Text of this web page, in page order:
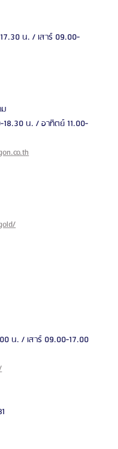
น. / เสาร์ 09.00-
น. / เสาร์ 09.00-17.00